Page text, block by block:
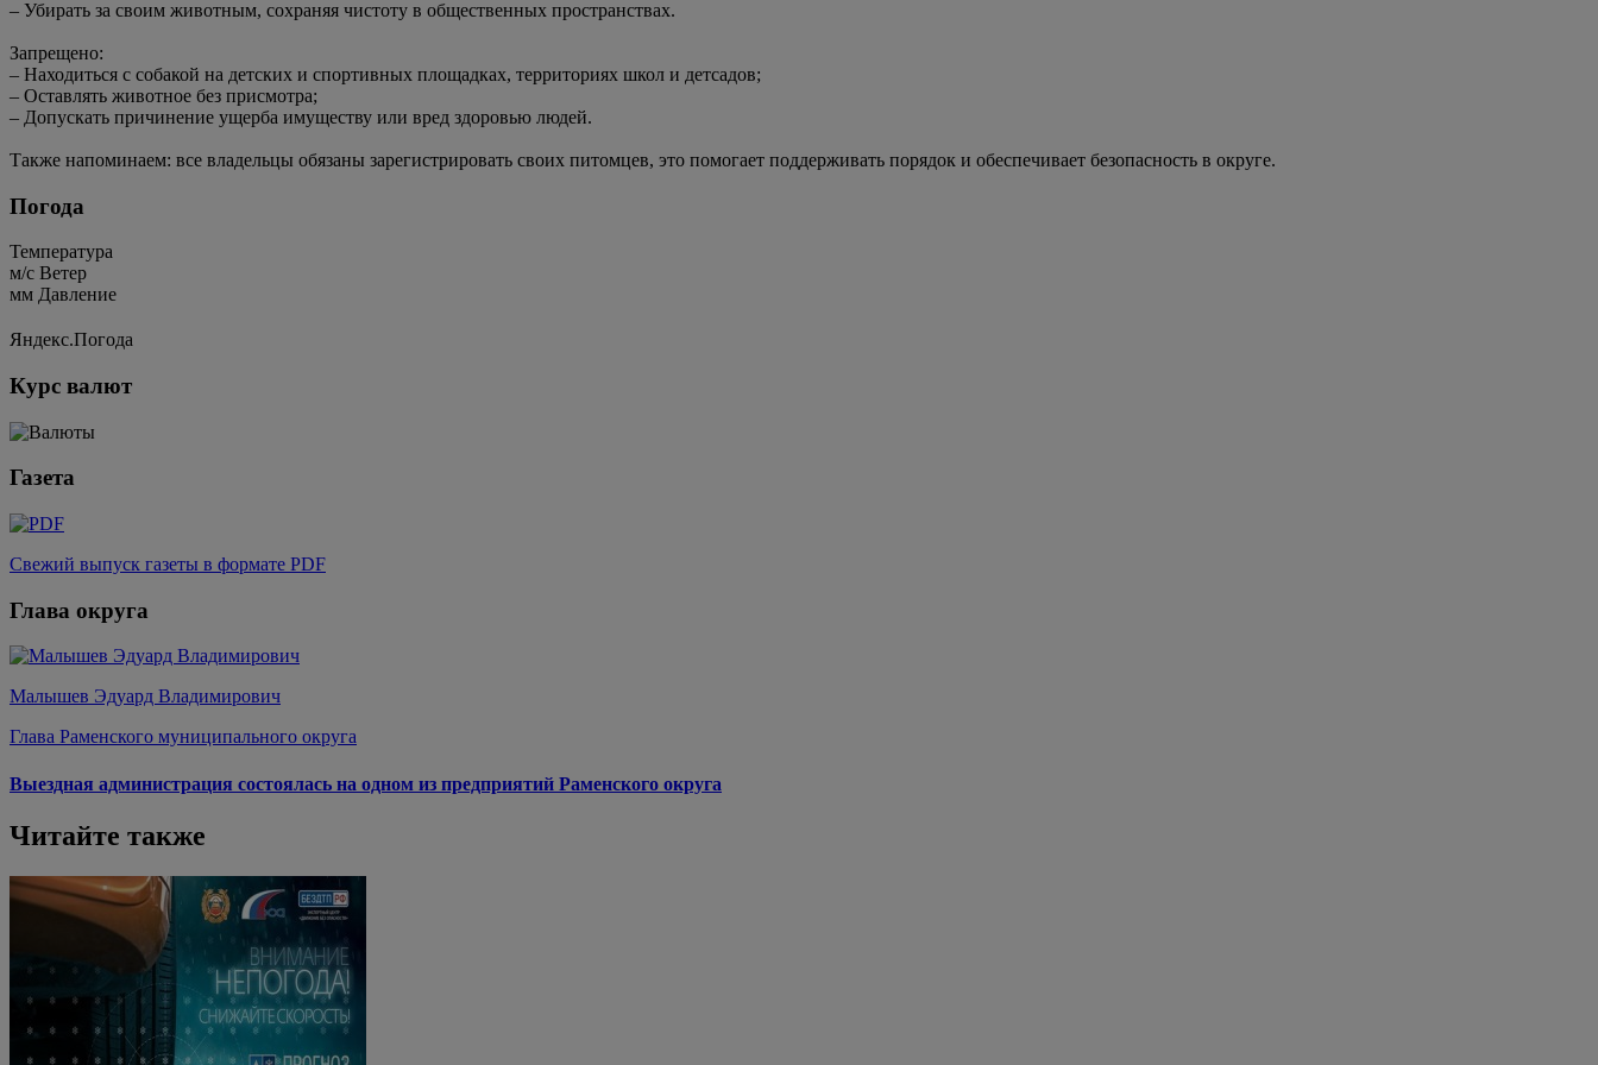
– Убирать за своим животным, сохраняя чистоту в общественных пространствах.
Запрещено:
– Находиться с собакой на детских и спортивных площадках, территориях школ и детсадов;
– Оставлять животное без присмотра;
– Допускать причинение ущерба имуществу или вред здоровью людей.
Также напоминаем: все владельцы обязаны зарегистрировать своих питомцев, это помогает поддерживать порядок и обеспечивает безопасность в округе.
Погода
Температура
м/c Ветер
мм Давление
Яндекс.Погода
Курс валют
Газета
Свежий выпуск газеты в формате PDF
Глава округа
Малышев Эдуард Владимирович
Глава Раменского муниципального округа
Выездная администрация состоялась на одном из предприятий Раменского округа
Читайте также